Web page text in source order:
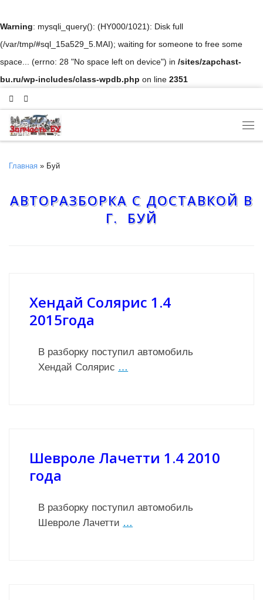
Warning: mysqli_query(): (HY000/1021): Disk full
(/var/tmp/#sql_15a529_5.MAI); waiting for someone to free some
space... (errno: 28 "No space left on device") in /sites/zapchast-
bu.ru/wp-includes/class-wpdb.php on line 2351
Главная » Буй
АВТОРАЗБОРКА С ДОСТАВКОЙ В
Г. БУЙ
Хендай Солярис 1.4
2015года
В разборку поступил автомобиль
Хендай Солярис …
Шевроле Лачетти 1.4 2010
года
В разборку поступил автомобиль
Шевроле Лачетти …